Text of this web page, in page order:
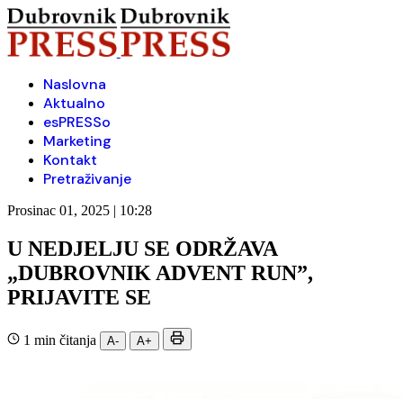
Naslovna
Aktualno
esPRESSo
Marketing
Kontakt
Pretraživanje
Prosinac 01, 2025 | 10:28
U NEDJELJU SE ODRŽAVA
„DUBROVNIK ADVENT RUN”,
PRIJAVITE SE
1 min čitanja A- A+